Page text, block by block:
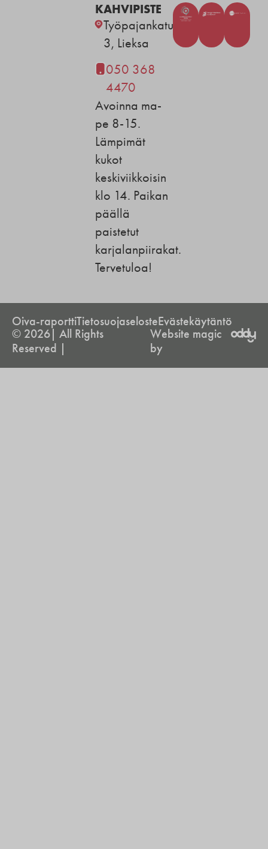
KAHVIPISTE
Työpajankatu
3, Lieksa
050 368
4470
Avoinna ma-
pe 8-15.
Lämpimät
kukot
keskiviikkoisin
klo 14. Paikan
päällä
paistetut
karjalanpiirakat.
Tervetuloa!
Oiva-raporttiTietosuojaselosteEvästekäytäntö
© 2026| All Rights
Reserved |
Website magic
by